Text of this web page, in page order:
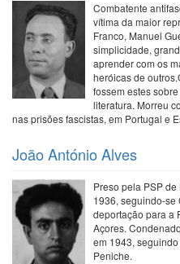
Combatente
vítima da maior
Franco, Manuel
simplicidade,
aprender com os
heróicas de
fossem estes
literatura. Morreu
nas prisões fascistas, em Portugal e
João António Alves
Preso pela PSP
1936, seguindo-se
deportação para a
Açores.
em 1943,
Peniche.